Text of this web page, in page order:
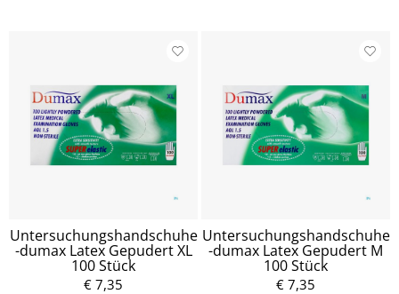
Untersuchungshandschuhe
-dumax Latex Gepudert XL
100 Stück
€ 7,35
Untersuchungshandschuhe
-dumax Latex Gepudert M
100 Stück
€ 7,35